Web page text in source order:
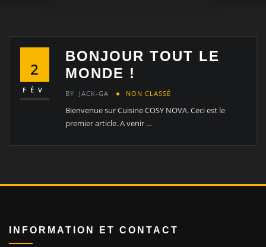
2
FÉV
BONJOUR TOUT LE
MONDE !
BY JACK-GA NON CLASSÉ
Bienvenue sur Cuisine COSY NOVA. Ceci est le
premier article. A venir …
INFORMATION ET CONTACT